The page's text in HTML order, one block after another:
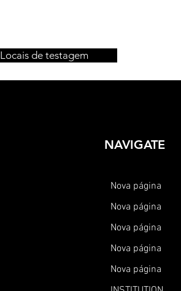
Locais de testagem
NAVIGATE
Nova página
Nova página
Nova página
Nova página
Nova página